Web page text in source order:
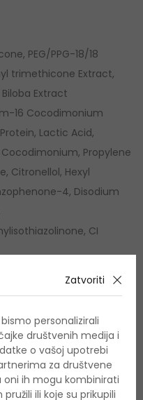
PEG/PPG-18/18
trimethicone Extract,
Extract
16 Cocodimonium
Lactic Acid,
Propylene
Citronellol, Hexyl
4, Disodium
CI
Savjetuje se da uvijek
na kupljenom
kosu, Normalna
Zatvoriti
personalizirali
društvenih medija i
o vašoj upotrebi
za društvene
oni ih mogu kombinirati
ili koje su prikupili